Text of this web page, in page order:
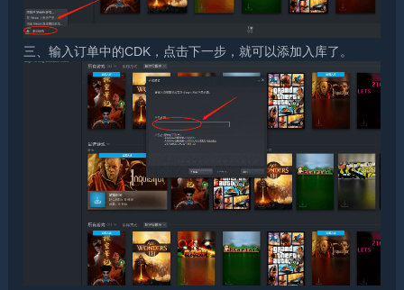
三、输入订单中的CDK，点击下一步，就可以添加入库了。